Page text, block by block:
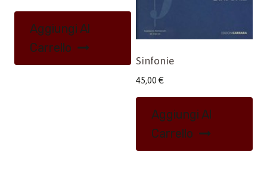
Aggiungi Al
Carrello
Sinfonie
45,00 €
Aggiungi Al
Carrello